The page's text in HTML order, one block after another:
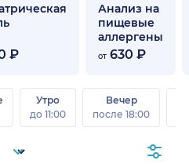
₽
Анализ на
пищевые
аллергены
от 630 ₽
Утро
до 11:00
Вечер
после 18:00